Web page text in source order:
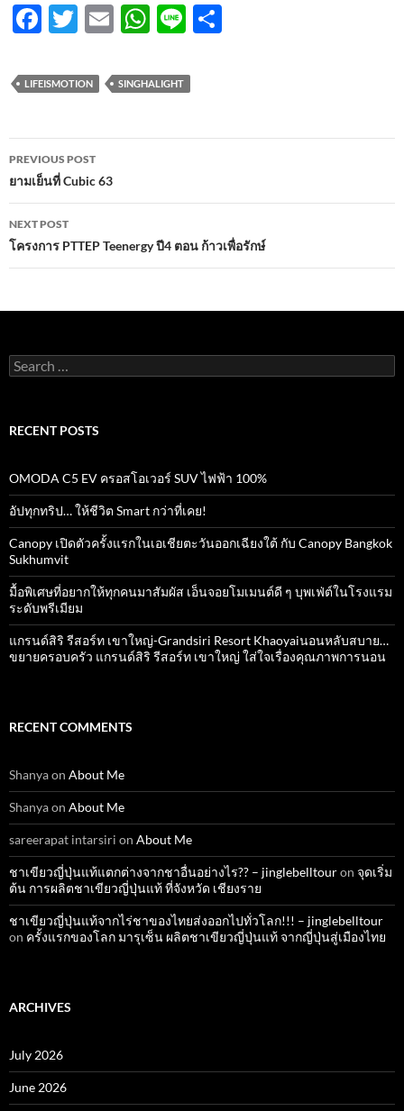
F
e
o
o
k
T
itt
E
ail
W
at
A
Li
e
LIFEISMOTION SINGHALIGHT
Post
navigation
PREVIOUS POST
ยามเย็นที่ Cubic 63
NEXT POST
โครงการ PTTEP Teenergy ปี4 ตอน ก้าวเพื่อรักษ์
Search
for:
RECENT POSTS
OMODA C5 EV ครอสโอเวอร์ SUV ไฟฟ้า 100%
อัปทุกทริป… ให้ชีวิต Smart กว่าที่เคย!
Canopy เปิดตัวครั้งแรกในเอเชียตะวันออกเฉียงใต้ กับ Canopy Bangkok
Sukhumvit
มื้อพิเศษที่อยากให้ทุกคนมาสัมผัส เอ็นจอยโมเมนต์ดี ๆ บุพเฟ่ต์ในโรงแรม
ระดับพรีเมียม
แกรนด์สิริ​ รีสอร์ท​ เขาใหญ่​-Grandsiri​ Resort​ Khaoyaiนอนหลับสบาย…
ขยายครอบครัว แกรนด์สิริ รีสอร์ท เขาใหญ่ ใส่ใจเรื่องคุณภาพการนอน
RECENT COMMENTS
Shanyaon About Me
Shanyaon About Me
sareerapat intarsiri on About Me
ชาเขียวญี่ปุ่นแท้แตกต่างจากชาอื่นอย่างไร?? – jinglebelltouron จุดเริ่ม
ต้น การผลิตชาเขียวญี่ปุ่นแท้ ที่จังหวัด เชียงราย
ชาเขียวญี่ปุ่นแท้จากไร่ชาของไทยส่งออกไปทั่วโลก!!! – jinglebelltour
on ครั้งแรกของโลก มารุเซ็น ผลิตชาเขียวญี่ปุ่นแท้ จากญี่ปุ่นสู่เมืองไทย
ARCHIVES
July 2026
June 2026